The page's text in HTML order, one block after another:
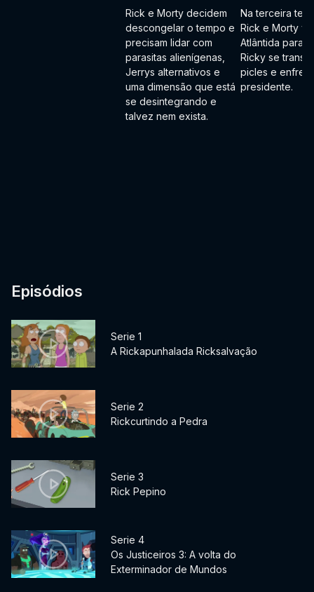
Rick e Morty decidem
descongelar o tempo e
precisam lidar com
parasitas alienígenas,
Jerrys alternativos e
uma dimensão que está
se desintegrando e
talvez nem exista.
Na terceira
Rick e Morty
Atlântida para
Ricky se
picles e
presidente.
Episódios
Serie 1
A Rickapunhalada Ricksalvação
Serie 2
Rickcurtindo a Pedra
Serie 3
Rick Pepino
Serie 4
Os Justiceiros 3: A volta do
Exterminador de Mundos